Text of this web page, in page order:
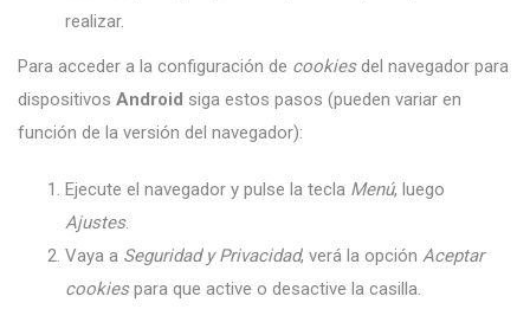
realizar.
Para acceder a la configuración de cookiesdel navegador para
dispositivos Android siga estos pasos (pueden variar en
función de la versión del navegador):
Ejecute el navegador y pulse la tecla Menú, luego
Ajustes.
Vaya a Seguridad y Privacidad, verá la opción Aceptar
cookiespara que active o desactive la casilla.